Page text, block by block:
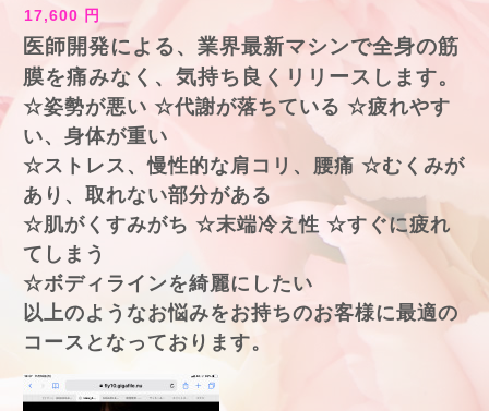
17,600 円
医師開発による、業界最新マシンで全身の筋
膜を痛みなく、気持ち良くリリースします。
☆姿勢が悪い ☆代謝が落ちている ☆疲れやす
い、身体が重い
☆ストレス、慢性的な肩コリ、腰痛 ☆むくみが
あり、取れない部分がある
☆肌がくすみがち ☆末端冷え性 ☆すぐに疲れ
てしまう
☆ボディラインを綺麗にしたい
以上のようなお悩みをお持ちのお客様に最適の
コースとなっております。